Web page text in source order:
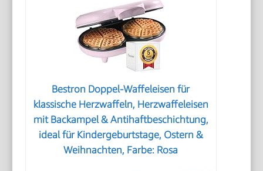
Bestron Doppel-Waffeleisen für
klassische Herzwaffeln, Herzwaffeleisen
mit Backampel & Antihaftbeschichtung,
ideal für Kindergeburtstage, Ostern &
Weihnachten, Farbe: Rosa